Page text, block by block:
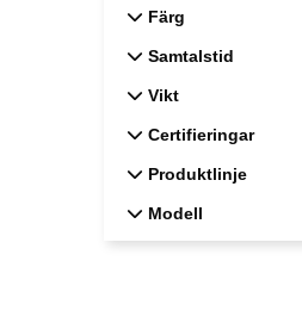
Färg
Samtalstid
Vikt
Certifieringar
Produktlinje
Modell